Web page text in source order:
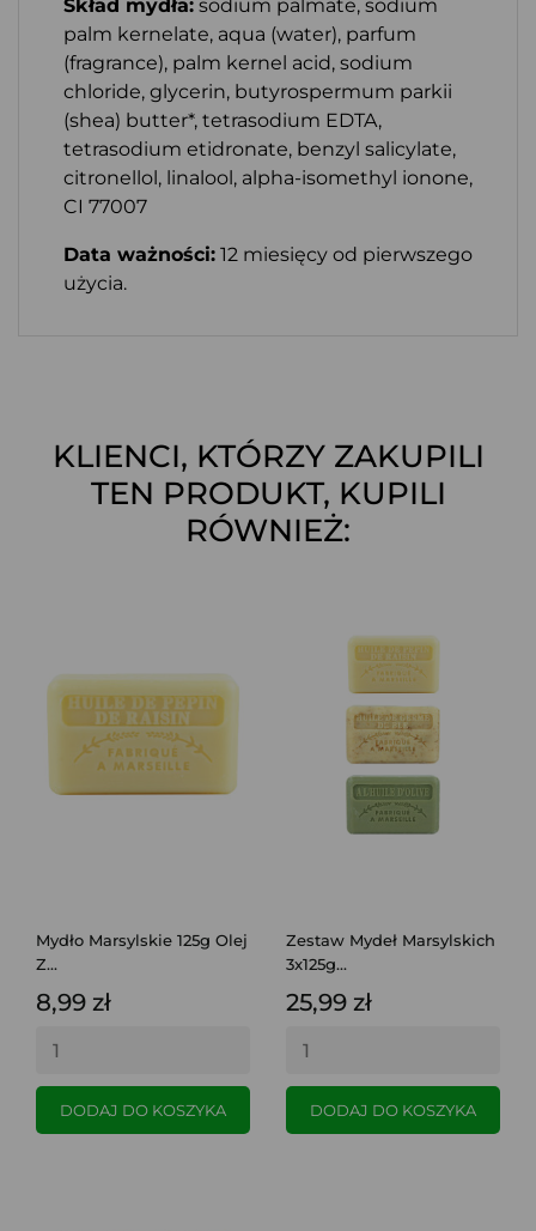
Skład mydła: sodium palmate, sodium
palm kernelate, aqua (water), parfum
(fragrance), palm kernel acid, sodium
chloride, glycerin, butyrospermum parkii
(shea) butter*, tetrasodium EDTA,
tetrasodium etidronate, benzyl salicylate,
citronellol, linalool, alpha-isomethyl ionone,
CI 77007
Data ważności: 12 miesięcy od pierwszego
użycia.
KLIENCI, KTÓRZY ZAKUPILI
TEN PRODUKT, KUPILI
RÓWNIEŻ:
Mydło Marsylskie 125g Olej
Z...
8,99 zł
DODAJ DO KOSZYKA
Zestaw Mydeł Marsylskich
3x125g...
25,99 zł
DODAJ DO KOSZYKA